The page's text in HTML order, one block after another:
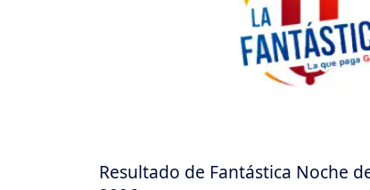
Resultado de Fantástica Noche